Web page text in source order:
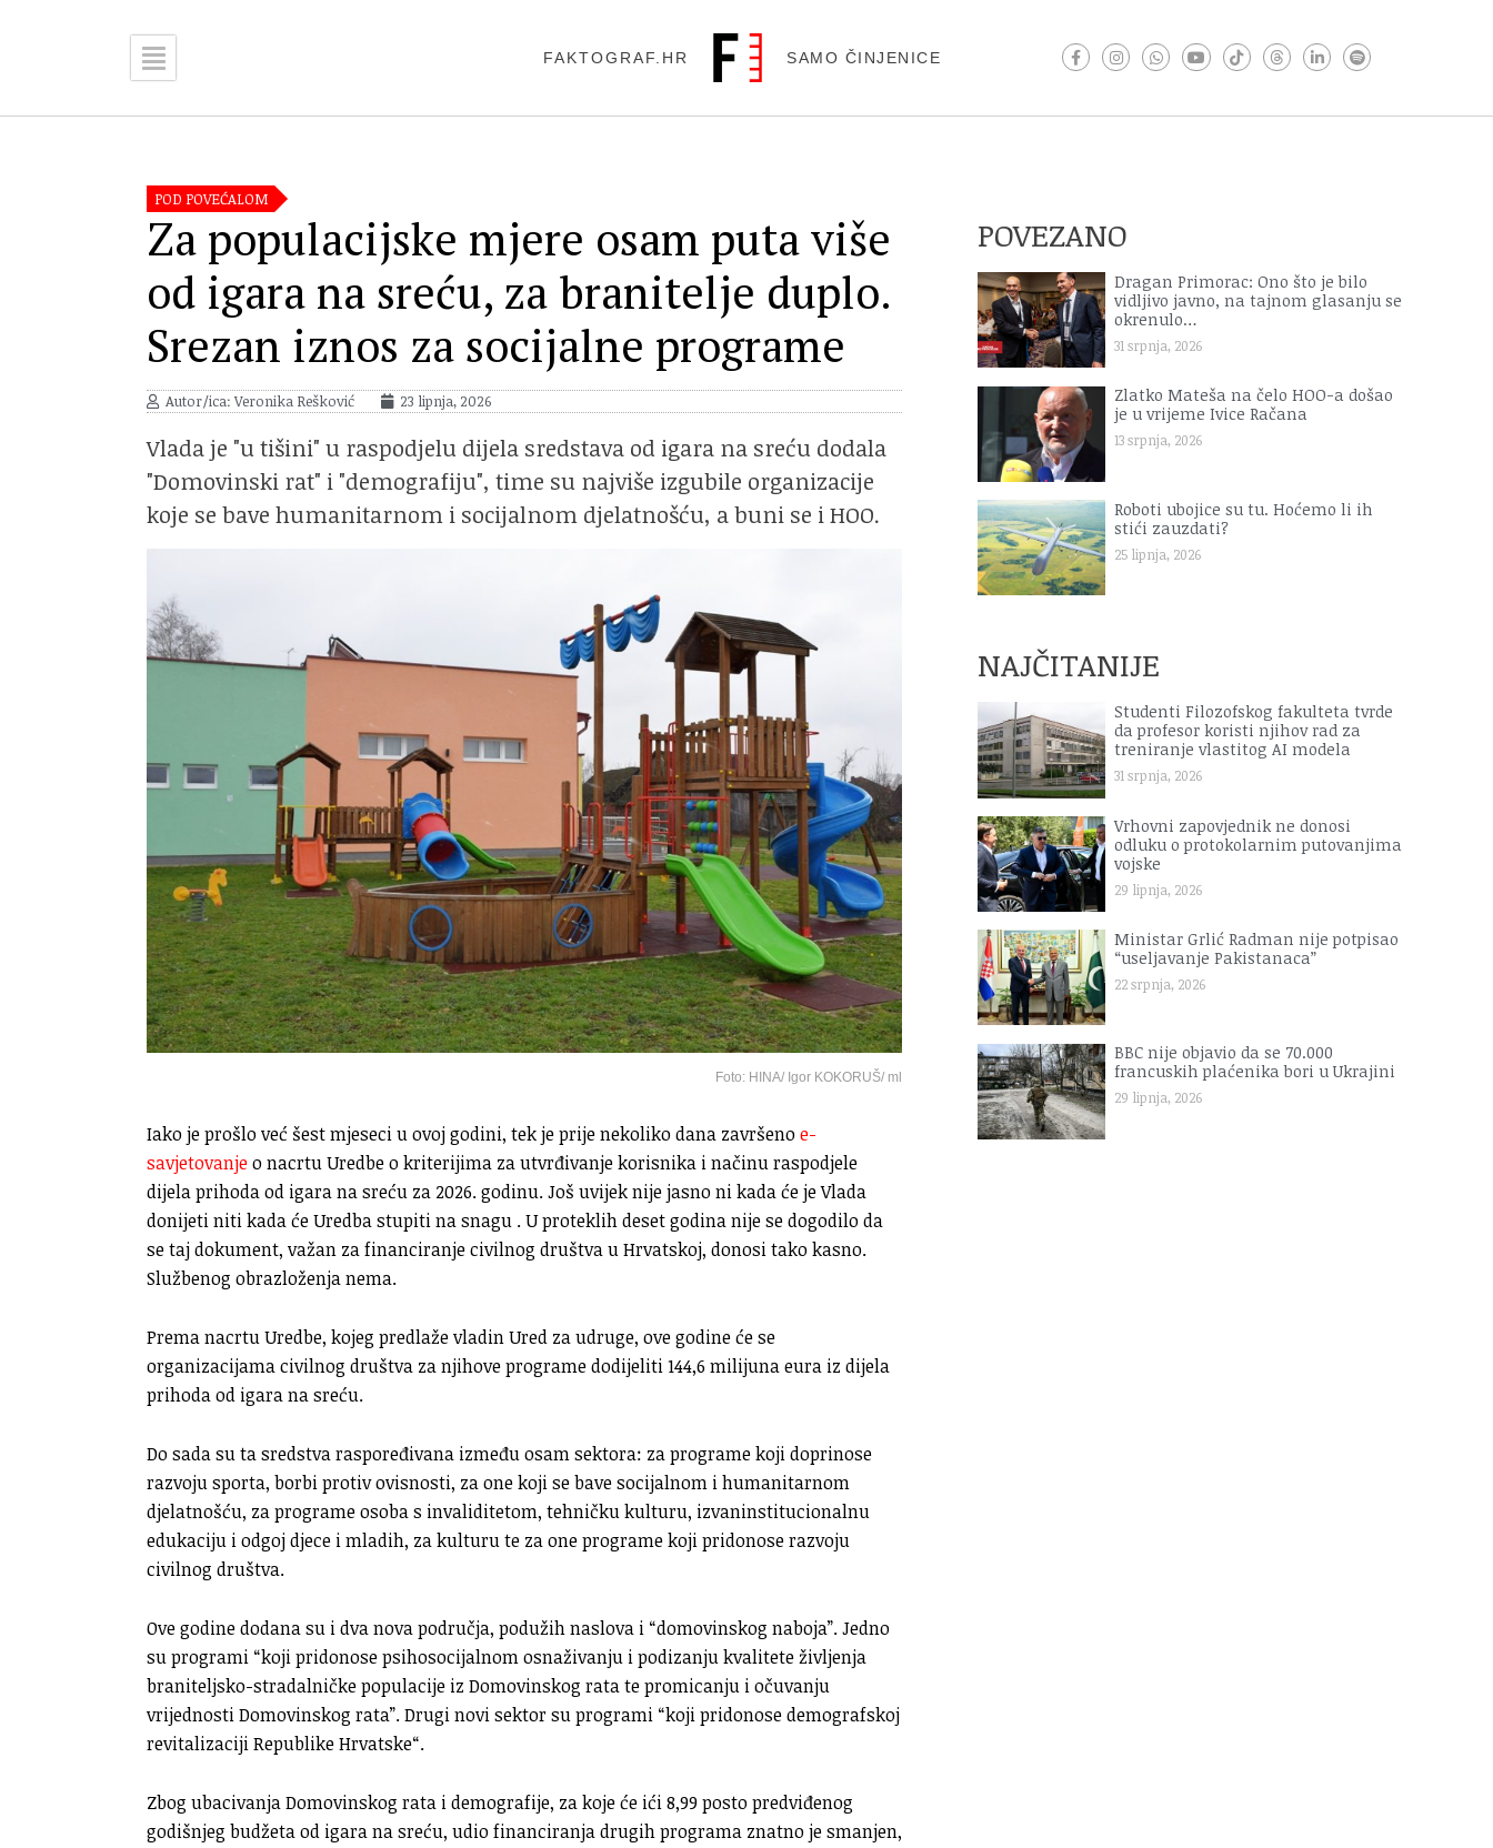
FAKTOGRAF.HR SAMO ČINJENICE
POD POVEĆALOM
Za populacijske mjere osam puta više
od igara na sreću, za branitelje duplo.
Srezan iznos za socijalne programe
Autor/ica: Veronika Rešković 23 lipnja, 2026
Vlada je "u tišini" u raspodjelu dijela sredstava od igara na sreću dodala
"Domovinski rat" i "demografiju", time su najviše izgubile organizacije
koje se bave humanitarnom i socijalnom djelatnošću, a buni se i HOO.
Foto: HINA/ Igor KOKORUŠ/ ml
Iako je prošlo već šest mjeseci u ovoj godini, tek je prije nekoliko dana završenoe-
savjetovanjeo nacrtu Uredbe o kriterijima za utvrđivanje korisnika i načinu raspodjele
dijela prihoda od igara na sreću za 2026. godinu. Još uvijek nije jasno ni kada će je Vlada
donijeti niti kada će Uredba stupiti na snagu . U proteklih deset godina nije se dogodilo da
se taj dokument, važan za financiranje civilnog društva u Hrvatskoj, donosi tako kasno.
Službenog obrazloženja nema.
Prema nacrtu Uredbe, kojeg predlaže vladin Ured za udruge, ove godine će se
organizacijama civilnog društva za njihove programe dodijeliti 144,6 milijuna eura iz dijela
prihoda od igara na sreću.
Do sada su ta sredstva raspoređivana između osam sektora: za programe koji doprinose
razvoju sporta, borbi protiv ovisnosti, za one koji se bave socijalnom i humanitarnom
djelatnošću, za programe osoba s invaliditetom, tehničku kulturu, izvaninstitucionalnu
edukaciju i odgoj djece i mladih, za kulturu te za one programe koji pridonose razvoju
civilnog društva.
Ove godine dodana su i dva nova područja, podužih naslova i “domovinskog naboja”. Jedno
su programi “koji pridonose psihosocijalnom osnaživanju i podizanju kvalitete življenja
braniteljsko-stradalničke populacije iz Domovinskog rata te promicanju i očuvanju
vrijednosti Domovinskog rata”. Drugi novi sektor su programi “koji pridonose demografskoj
revitalizaciji Republike Hrvatske“.
Zbog ubacivanja Domovinskog rata i demografije, za koje će ići 8,99 posto predviđenog
godišnjeg budžeta od igara na sreću, udio financiranja drugih programa znatno je smanjen,
POVEZANO
Dragan Primorac: Ono što je bilo
vidljivo javno, na tajnom glasanju se
okrenulo…
31 srpnja, 2026
Zlatko Mateša na čelo HOO-a došao
je u vrijeme Ivice Račana
13 srpnja, 2026
Roboti ubojice su tu. Hoćemo li ih
stići zauzdati?
25 lipnja, 2026
NAJČITANIJE
Studenti Filozofskog fakulteta tvrde
da profesor koristi njihov rad za
treniranje vlastitog AI modela
31 srpnja, 2026
Vrhovni zapovjednik ne donosi
odluku o protokolarnim putovanjima
vojske
29 lipnja, 2026
Ministar Grlić Radman nije potpisao
“useljavanje Pakistanaca”
22 srpnja, 2026
BBC nije objavio da se 70.000
francuskih plaćenika bori u Ukrajini
29 lipnja, 2026